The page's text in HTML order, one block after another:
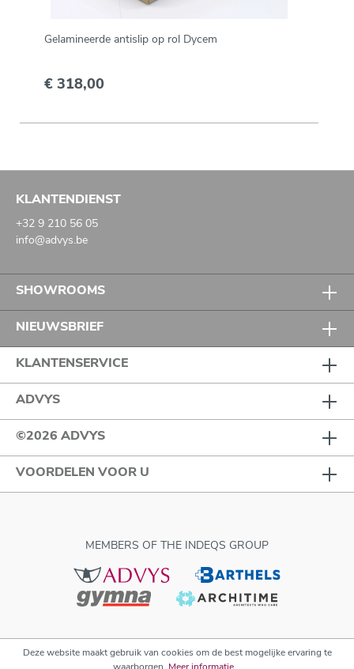
Gelamineerde antislip op rol Dycem
€ 318,00
KLANTENDIENST
+32 9 210 56 05
info@advys.be
SHOWROOMS
NIEUWSBRIEF
KLANTENSERVICE
ADVYS
©2026 ADVYS
VOORDELEN VOOR U
MEMBERS OF THE INDEQS GROUP
Deze website maakt gebruik van cookies om de best mogelijke ervaring te